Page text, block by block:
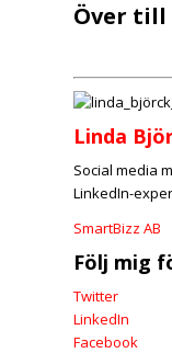
Över till
Linda
Social media
LinkedIn-
SmartBizz AB
Följ mig
Twitter
LinkedIn
Facebook